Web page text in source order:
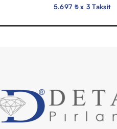
5.697 ₺ x 3 Taksit